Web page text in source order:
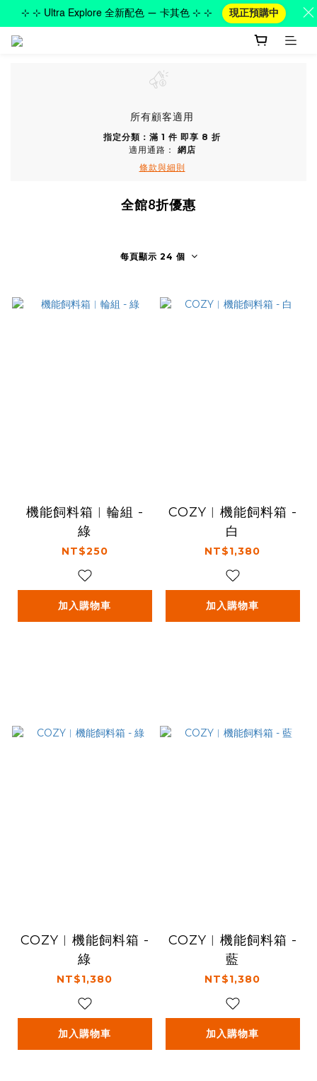
所有顧客適用
指定分類：滿 1 件 即享 8 折
適用通路： 網店
條款與細則
全館8折優惠
每頁顯示 24 個
機能飼料箱︱輪組 -
綠
NT$250
加入購物車
COZY︱機能飼料箱 -
白
NT$1,380
加入購物車
COZY︱機能飼料箱 -
綠
NT$1,380
加入購物車
COZY︱機能飼料箱 -
藍
NT$1,380
加入購物車
⊹ ⊹ Ultra Explore 全新配色 — 卡其色 ⊹ ⊹ 現正預購中